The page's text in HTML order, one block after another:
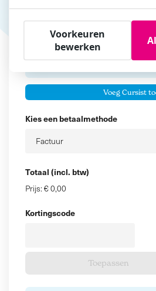
Cursisten
Voeg cursisten toe
Voornaam
Tussenvoegsel
Voeg Cursist
Kies een betaalmethode
Totaal (incl. btw)
Prijs: € 0,00
Kortingscode
Voorkeuren
bewerken